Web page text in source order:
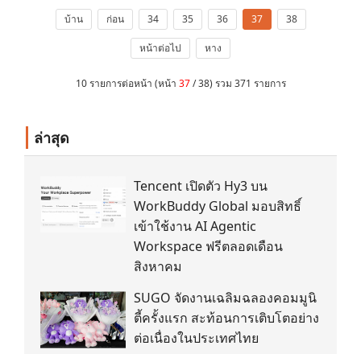
บ้าน ก่อน 34 35 36 37 38
หน้าต่อไป หาง
10 รายการต่อหน้า (หน้า 37/ 38) รวม 371 รายการ
ล่าสุด
Tencent เปิดตัว Hy3 บน
WorkBuddy Global มอบสิทธิ์
เข้าใช้งาน AI Agentic
Workspace ฟรีตลอดเดือน
สิงหาคม
SUGO จัดงานเฉลิมฉลองคอมมูนิ
ตี้ครั้งแรก สะท้อนการเติบโตอย่าง
ต่อเนื่องในประเทศไทย